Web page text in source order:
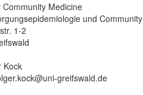
Community Medicine
und
1-2
Kock
greifswald.de